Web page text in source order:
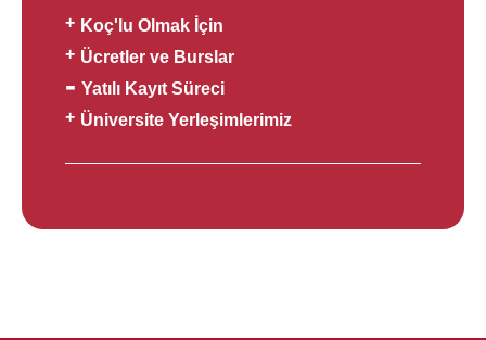
Koç'lu Olmak İçin
Ücretler ve Burslar
Yatılı Kayıt Süreci
Üniversite Yerleşimlerimiz